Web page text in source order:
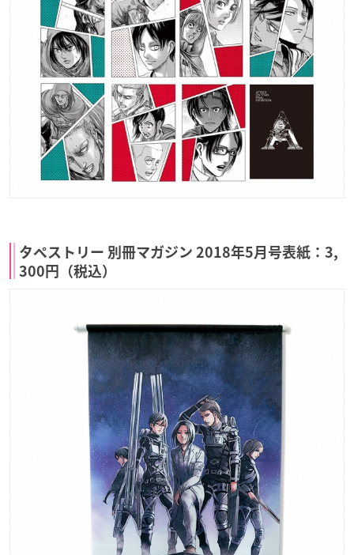
タペストリー 別冊マガジン 2018年5月号表紙：3,
300円（税込）